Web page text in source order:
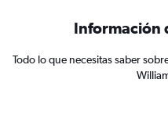
Información
Todo lo que necesitas saber